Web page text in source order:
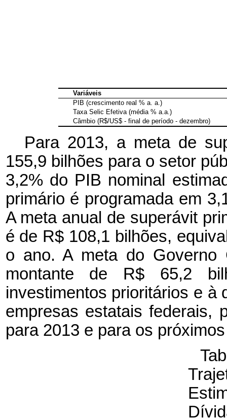
Variáveis
PIB (crescimento real % a. a.)
Taxa Selic Efetiva (média % a.a.)
Câmbio (R$/US$ - final de período - dezembro)
Para 2013, a meta de
155,9 bilhões para o setor
3,2% do PIB nominal
primário é programada em
A meta anual de superávit
é de R$ 108,1 bilhões,
o ano. A meta do Governo
montante de R$ 65,2
investimentos prioritários e à
empresas estatais federais,
para 2013 e para os